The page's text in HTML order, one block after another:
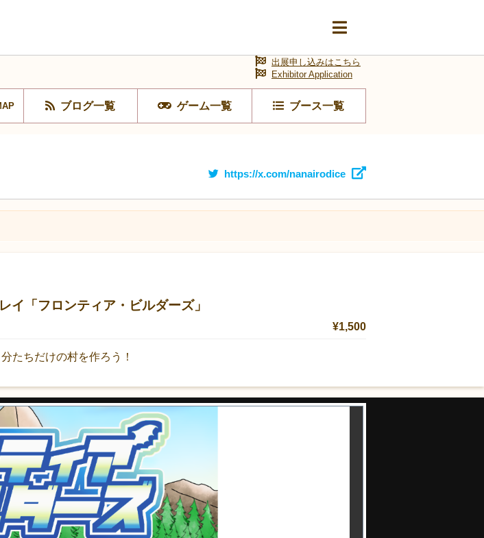
ブログ一覧 ゲーム一覧 ブース一覧
出展申し込みはこちら
Exhibitor Application
https://x.com/nanairodice
「フロンティア・ビルダーズ」
¥1,500
たちだけの村を作ろう！